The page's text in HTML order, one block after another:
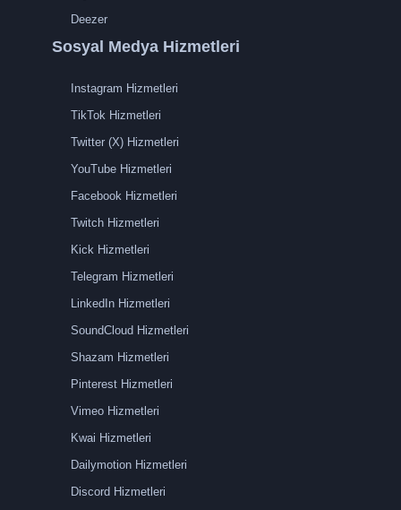
Deezer
Sosyal Medya Hizmetleri
Instagram Hizmetleri
TikTok Hizmetleri
Twitter (X) Hizmetleri
YouTube Hizmetleri
Facebook Hizmetleri
Twitch Hizmetleri
Kick Hizmetleri
Telegram Hizmetleri
LinkedIn Hizmetleri
SoundCloud Hizmetleri
Shazam Hizmetleri
Pinterest Hizmetleri
Vimeo Hizmetleri
Kwai Hizmetleri
Dailymotion Hizmetleri
Discord Hizmetleri